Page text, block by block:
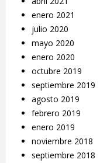
enero 2021
julio 2020
mayo 2020
enero 2020
octubre 2019
septiembre 2019
agosto 2019
febrero 2019
enero 2019
noviembre 2018
septiembre 2018